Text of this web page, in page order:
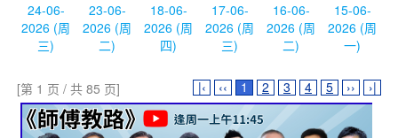
24-06-
2026 (周
三)
23-06-
2026 (周
二)
18-06-
2026 (周
四)
17-06-
2026 (周
三)
16-06-
2026 (周
二)
15-06-
2026 (周
一)
[第 1 页 / 共 85 页] |‹ ‹‹ 1 2 3 4 5 ›› ›|